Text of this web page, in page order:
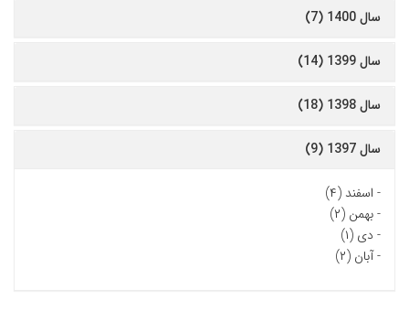
سال 1400 (7)
سال 1399 (14)
سال 1398 (18)
سال 1397 (9)
- اسفند (۴)
-بهمن (۲)
- دی (۱)
-آبان (۲)